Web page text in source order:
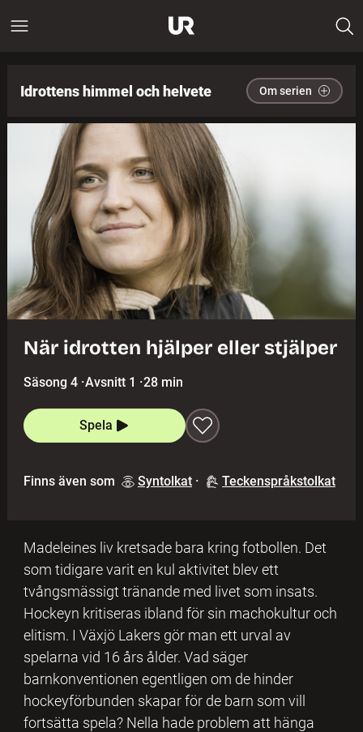
Idrottens himmel och helvete Om serien
När idrotten hjälper eller stjälper
Säsong 4 ·Avsnitt 1 ·28 min
Spela
Finns även som Syntolkat · Teckenspråkstolkat
Madeleines liv kretsade bara kring fotbollen. Det
som tidigare varit en kul aktivitet blev ett
tvångsmässigt tränande med livet som insats.
Hockeyn kritiseras ibland för sin machokultur och
elitism. I Växjö Lakers gör man ett urval av
spelarna vid 16 års ålder. Vad säger
barnkonventionen egentligen om de hinder
hockeyförbunden skapar för de barn som vill
fortsätta spela? Nella hade problem att hänga